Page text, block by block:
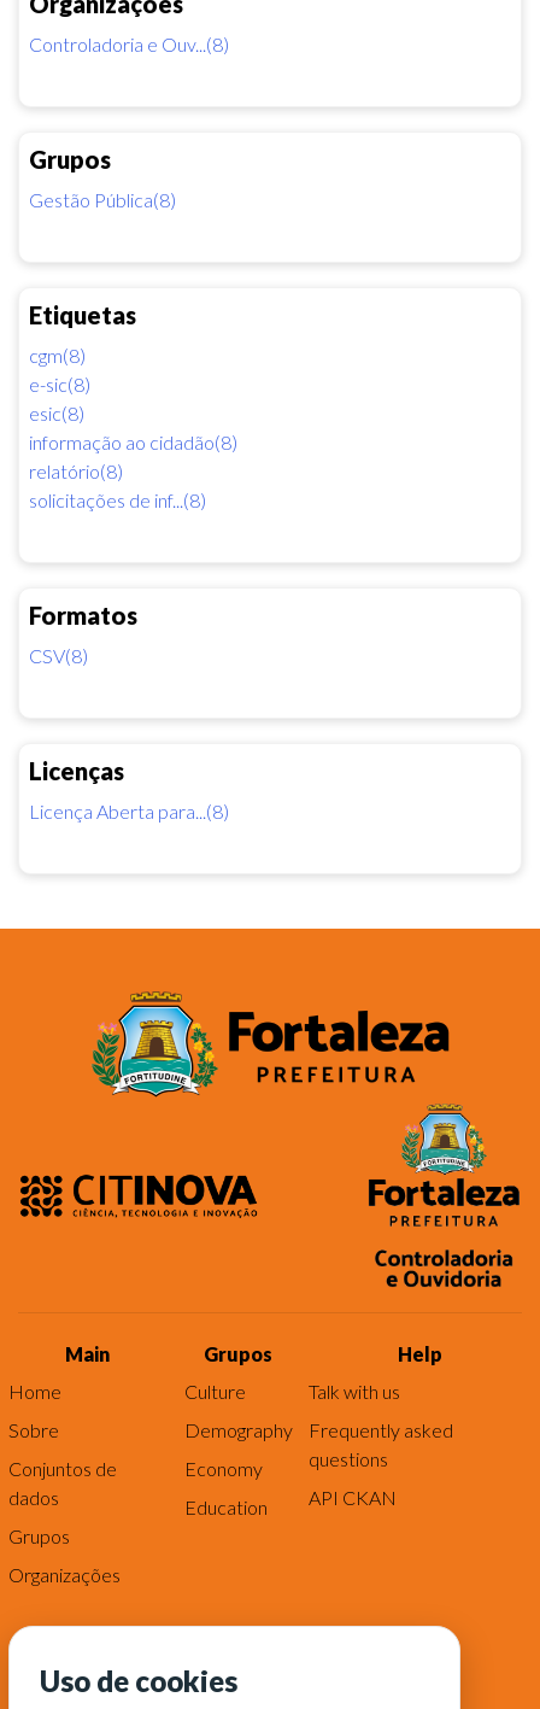
Controladoria e Ouv...(8)
Grupos
Gestão Pública(8)
Etiquetas
cgm(8)
e-sic(8)
esic(8)
informação ao cidadão(8)
relatório(8)
solicitações de inf...(8)
Formatos
CSV(8)
Licenças
Licença Aberta para...(8)
Main
Home
Sobre
Conjuntos de
dados
Grupos
Organizações
Grupos
Culture
Demography
Economy
Education
Help
Talk with us
Frequently asked
questions
API CKAN
Uso de cookies